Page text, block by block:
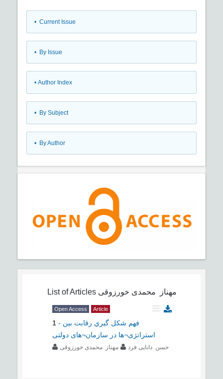
• Current Issue
• By Issue
• Author Index
• By Subject
• By Author
List of Articles مهناز محمدی خورزوقی
Open Access Article
1 - فهم شكل گيري رقابت بین
استراتژی¬ها در سازمان¬های دولتی
حسن دانایی فرد مهناز محمدی خورزوقی